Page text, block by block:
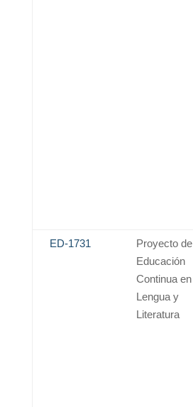
ED-1731
Proyecto de
Educación
Continua en
Lengua y
Literatura